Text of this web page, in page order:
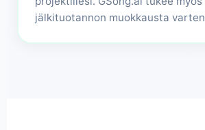
jälkituotannon muokkausta